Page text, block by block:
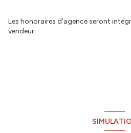
Les honoraires d'agence seront
vendeur